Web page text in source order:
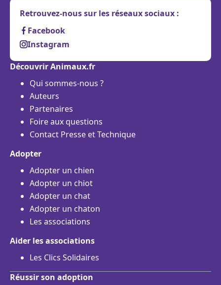
Retrouvez-nous sur les réseaux sociaux :
Facebook
Instagram
Découvrir Animaux.fr
Qui sommes-nous ?
Auteurs
Partenaires
Foire aux questions
Contact Presse et Technique
Adopter
Adopter un chien
Adopter un chiot
Adopter un chat
Adopter un chaton
Les associations
Aider les associations
Les Clics Solidaires
Réussir son adoption